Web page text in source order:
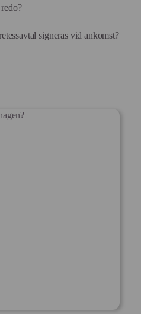
signeras vid ankomst?